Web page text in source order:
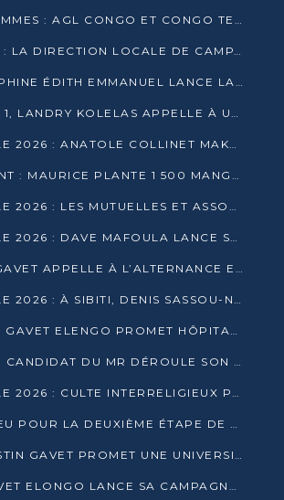
DROITS DES FEMMES : AGL CONGO ET CONGO TERMINAL METTENT EN AVANT LE LEADERSHIP FÉMININ
GOMA TSÉ-TSÉ : LA DIRECTION LOCALE DE CAMPAGNE INTENSIFIE LA SENSIBILISATION DANS LES VILLAGES
MAKOUA : DELPHINE ÉDITH EMMANUEL LANCE LA CAMPAGNE POUR DENIS SASSOU-N’GUESSO
À MAKÉLÉKÉLÉ 1, LANDRY KOLELAS APPELLE À UNE MOBILISATION MASSIVE EN FAVEUR DE DENIS SASSOU-N’GUESSO
PRÉSIDENTIELLE 2026 : ANATOLE COLLINET MAKOSSO DÉFEND LE PROJET DE SOCIÉTÉ DE DENIS SASSOU NGUESSO
ENVIRONNEMENT : MAURICE PLANTE 1 500 MANGROVES POUR HONORER WANGARI MAATHAI
PRÉSIDENTIELLE 2026 : LES MUTUELLES ET ASSOCIATIONS S’IMPLIQUENT DANS LA CAMPAGNE ÉLECTORALE À TIÉ-TIÉ 2 (POINTE-NOIRE)
PRÉSIDENTIELLE 2026 : DAVE MAFOULA LANCE SA « VAGUE DU NOUVEAU DÉPART » À IMPFONDO
OYO : DESTIN GAVET APPELLE À L’ALTERNANCE ET À LA RESPONSABILITÉ DE LA JEUNESSE
PRÉSIDENTIELLE 2026 : À SIBITI, DENIS SASSOU-N’GUESSO PARIE SUR LES RESSOURCES DE LA LEKOUMOU
À EWO, DESTIN GAVET ELENGO PROMET HÔPITAL, CHEMIN DE FER ET AUDIT DES FINANCES PUBLIQUES
À OWANDO, LE CANDIDAT DU MR DÉROULE SON PROGRAMME DE “CHANGEMENT”
PRÉSIDENTIELLE 2026 : CULTE INTERRELIGIEUX POUR LA PAIX À OUENZÉ
DOLISIE EN BLEU POUR LA DEUXIÈME ÉTAPE DE CAMPAGNE DE DSN
À OUESSO, DESTIN GAVET PROMET UNE UNIVERSITÉ POUR LA SANGHA
À OUESSO, GAVET ELONGO LANCE SA CAMPAGNE SOUS LE SIGNE DU RENOUVEAU